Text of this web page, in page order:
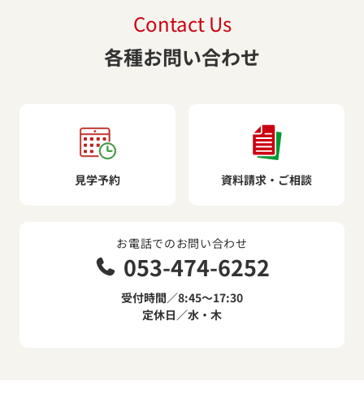
Contact Us
各種お問い合わせ
見学予約 資料請求・ご相談
お電話でのお問い合わせ
053-474-6252
受付時間／8:45～17:30
定休日／水・木